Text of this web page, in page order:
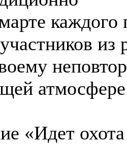
каждого
«Идет